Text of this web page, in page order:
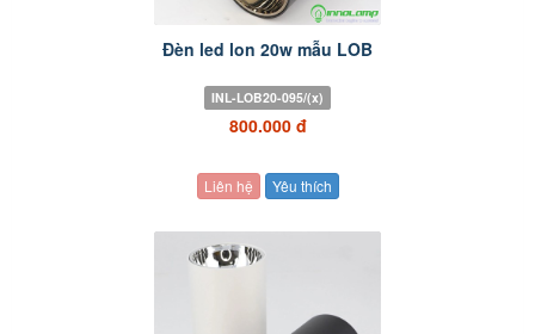
Đèn led lon 20w mẫu LOB
INL-LOB20-095/(x)
800.000 đ
Liên hệ Yêu thích